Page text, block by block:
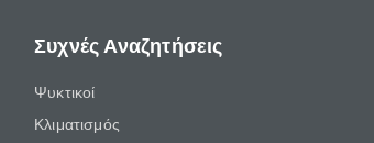
Συχνές Αναζητήσεις
Ψυκτικοί
Κλιματισμός